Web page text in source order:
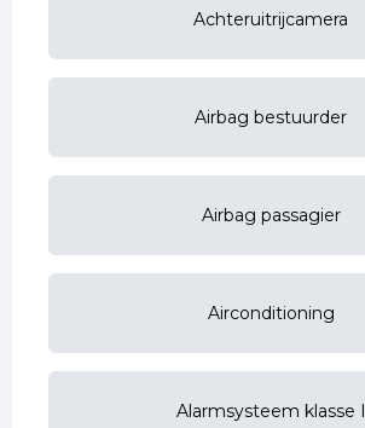
Achteruitrijcamera
Airbag bestuurder
Airbag passagier
Airconditioning
Alarmsysteem klasse I